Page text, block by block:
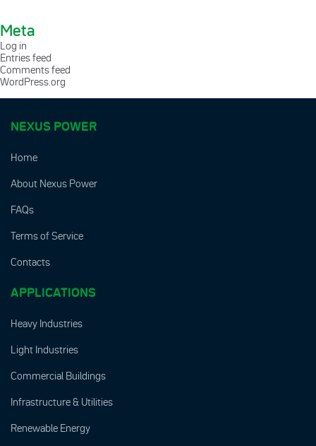
Meta
Log in
Entries feed
Comments feed
WordPress.org
NEXUS POWER
Home
About Nexus Power
FAQs
Terms of Service
Contacts
APPLICATIONS
Heavy Industries
Light Industries
Commercial Buildings
Infrastructure & Utilities
Renewable Energy